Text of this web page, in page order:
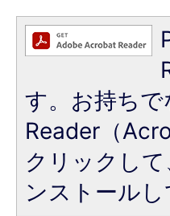
す。お持ち
Reader（
クリックし
ンストールし